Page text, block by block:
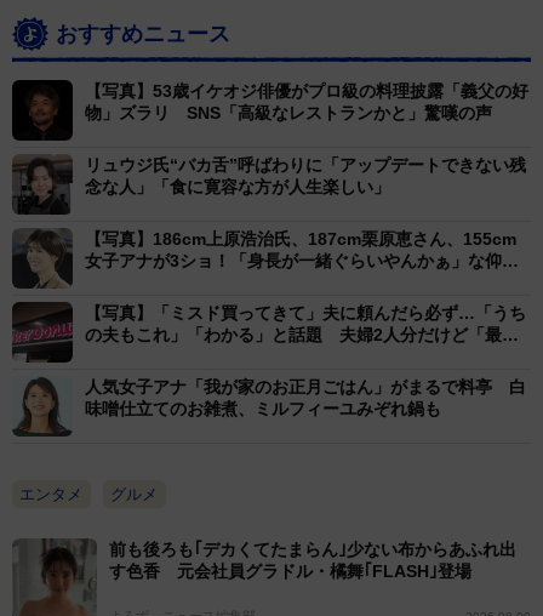
みに疑問やフォローした方がいいのでは？と心配する人
も。だが旧知のリュウジ氏はきちんと洗い物をしている
ことを知っているとした上で「僕が彼ならジョークを知
り合いに真面目に弁明される方が嫌ですね」とポストし
ていた。
小泉氏は鹿島アントラーズ 、水戸ホーリーホック 、
グルージャ盛岡 、ザスパクサツ群馬 、ヴァンフォーレ
甲府に所属した元Jリーガー。現役時代の経験から「食
を起点に多方面から人生を豊かに」の理念から、さまざ
まな発信をしている。また、こども家庭庁のことも家庭
審議委員なども務めている。
おすすめニュース
【写真】53歳イケオジ俳優がプロ級の料理披露「義父の好
物」ズラリ SNS「高級なレストランかと」驚嘆の声
リュウジ氏“バカ舌”呼ばわりに「アップデートできない残
念な人」「食に寛容な方が人生楽しい」
【写真】186cm上原浩治氏、187cm栗原恵さん、155cm
女子アナが3ショ！「身長が一緒ぐらいやんかぁ」な仰天
【写真】「ミスド買ってきて」夫に頼んだら必ず…「うち
の夫もこれ」「わかる」と話題 夫婦2人分だけど「最
人気女子アナ「我が家のお正月ごはん」がまるで料亭 白
味噌仕立てのお雑煮、ミルフィーユみぞれ鍋も
エンタメ グルメ
前も後ろも｢デカくてたまらん｣少ない布からあふれ出
す色香 元会社員グラドル・橘舞｢FLASH｣登場